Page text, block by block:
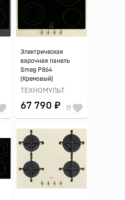
Электрическая
варочная панель
Smeg P864
(Кремовый)
ТЕХНОМУЛЬТ
67 790 ₽ 17